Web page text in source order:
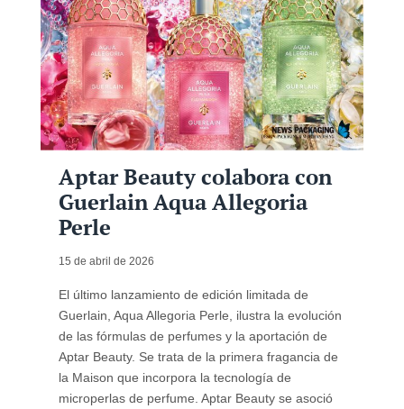
Aptar Beauty colabora con
Guerlain Aqua Allegoria
Perle
15 de abril de 2026
El último lanzamiento de edición limitada de
Guerlain, Aqua Allegoria Perle, ilustra la evolución
de las fórmulas de perfumes y la aportación de
Aptar Beauty. Se trata de la primera fragancia de
la Maison que incorpora la tecnología de
microperlas de perfume. Aptar Beauty se asoció